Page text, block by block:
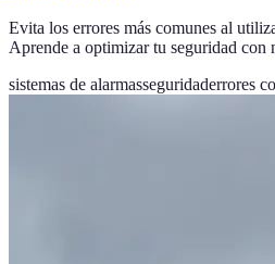
Evita los errores más comunes al
Aprende a optimizar tu seguridad con
sistemas de alarmasseguridaderrores